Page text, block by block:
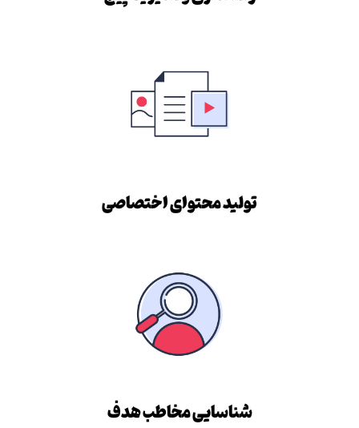
تولید محتوای اختصاصی
شناسایی مخاطب هدف